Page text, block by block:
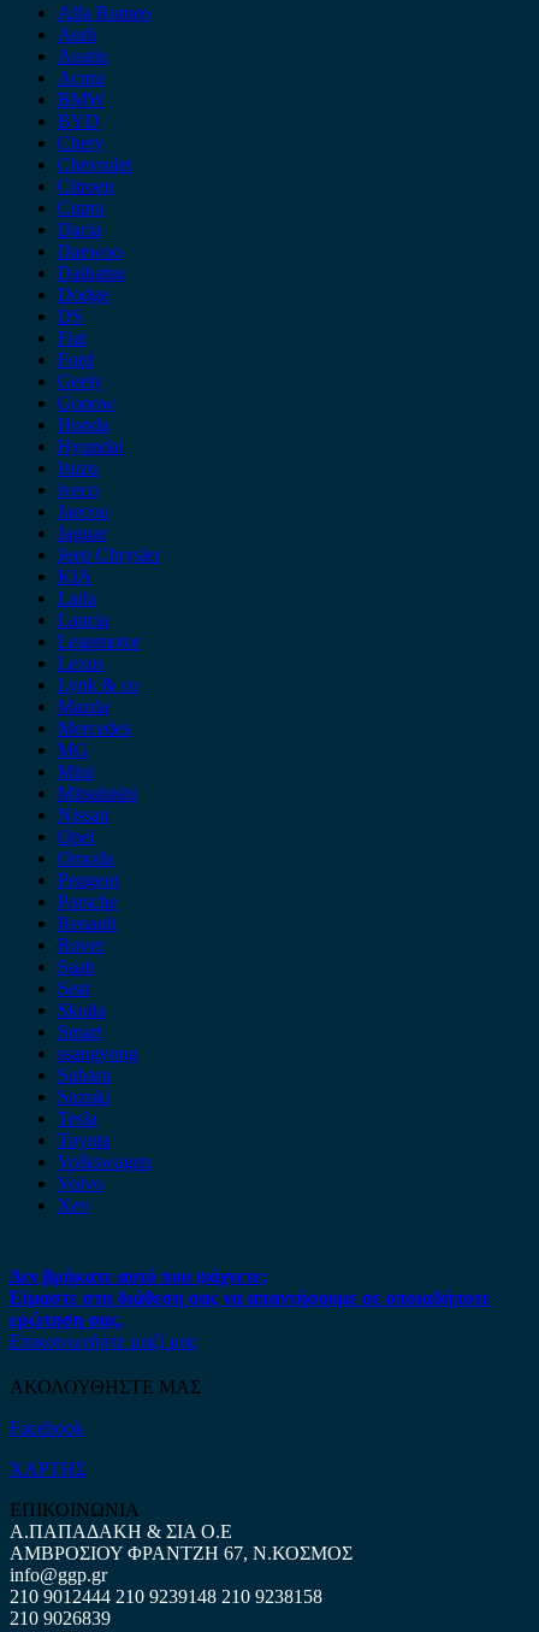
Alfa Romeo
Audi
Austin
Acura
BMW
BYD
Chery
Chevrolet
Citroen
Cupra
Dacia
Daewoo
Daihatsu
Dodge
DS
Fiat
Ford
Geely
Gonow
Honda
Hyundai
Isuzu
iveco
Jaecoo
Jaguar
Jeep Chrysler
KIA
Lada
Lancia
Leapmotor
Lexus
Lynk & co
Mazda
Mercedes
MG
Mini
Mitsubishi
Nissan
Opel
Omoda
Peugeot
Porsche
Renault
Rover
Saab
Seat
Skoda
Smart
ssangyong
Subaru
Suzuki
Tesla
Toyota
Volkswagen
Volvo
Xev
Δεν βρήκατε αυτό που ψάχνετε;
Είμαστε στη διάθεση σας να απαντήσουμε σε οποιαδήποτε
ερώτηση σας.
Επικοινωνήστε μαζί μας
ΑΚΟΛΟΥΘΗΣΤΕ ΜΑΣ
Facebook
ΧΑΡΤΗΣ
ΕΠΙΚΟΙΝΩΝΙΑ
Α.ΠΑΠΑΔΑΚΗ & ΣΙΑ Ο.Ε
ΑΜΒΡΟΣΙΟΥ ΦΡΑΝΤΖΗ 67, Ν.ΚΟΣΜΟΣ
info@ggp.gr
210 9012444 210 9239148 210 9238158
210 9026839